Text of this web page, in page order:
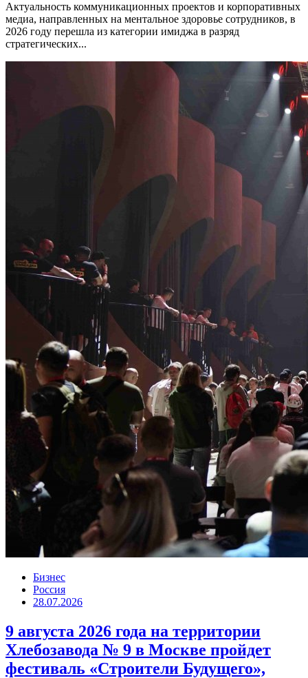
Актуальность коммуникационных проектов и корпоративных
медиа, направленных на ментальное здоровье сотрудников, в
2026 году перешла из категории имиджа в разряд
стратегических...
Бизнес
Россия
28.07.2026
9 августа 2026 года на территории
Хлебозавода № 9 в Москве пройдет
фестиваль «Строители Будущего»,